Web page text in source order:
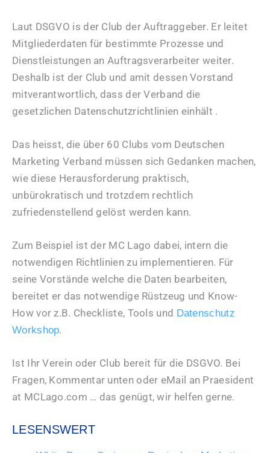
Laut DSGVO is der Club der Auftraggeber. Er leitet
Mitgliederdaten für bestimmte Prozesse und
Dienstleistungen an Auftragsverarbeiter weiter.
Deshalb ist der Club und amit dessen Vorstand
mitverantwortlich, dass der Verband die
gesetzlichen Datenschutzrichtlinien einhält .
Das heisst, die über 60 Clubs vom Deutschen
Marketing Verband müssen sich Gedanken machen,
wie diese Herausforderung praktisch,
unbürokratisch und trotzdem rechtlich
zufriedenstellend gelöst werden kann.
Zum Beispiel ist der MC Lago dabei, intern die
notwendigen Richtlinien zu implementieren. Für
seine Vorstände welche die Daten bearbeiten,
bereitet er das notwendige Rüstzeug und Know-
How vor z.B. Checkliste, Tools und Datenschutz
Workshop.
Ist Ihr Verein oder Club bereit für die DSGVO. Bei
Fragen, Kommentar unten oder eMail an Praesident
at MCLago.com … das genügt, wir helfen gerne.
LESENSWERT